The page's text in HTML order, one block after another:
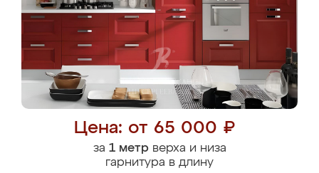
Цена: от 65 000 ₽
за 1 метрверха и низа
гарнитура в длину